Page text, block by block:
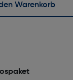
Warenkorb